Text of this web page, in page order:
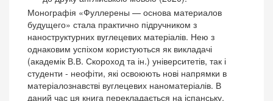
Монографія «Фуллерены — основа материалов
будущего» стала практично підручником з
наноструктурних вуглецевих матеріалів. Нею з
однаковим успіхом користуються як викладачі
(академік В.В. Скороход та ін.) університетів, так і
студенти - неофіти, які освоюють нові напрямки в
матеріалознавстві вуглецевих наноматеріалів. В
даний час ця книга перекладається на іспанську,